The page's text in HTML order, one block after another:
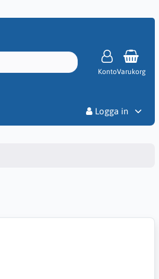
KontoVarukorg
Logga in